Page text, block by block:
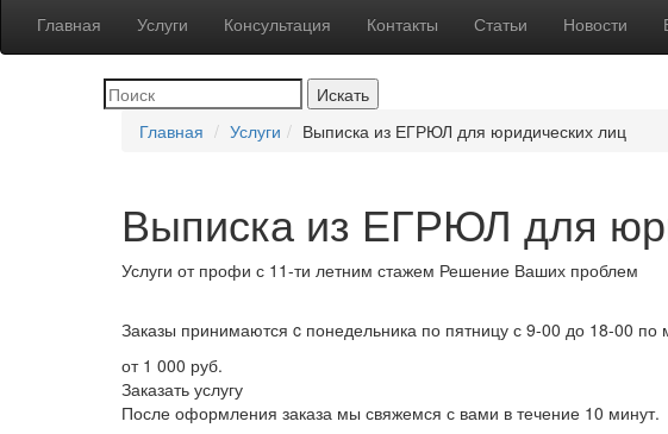
Главная Услуги Консультация Контакты Статьи Новости
Главная Услуги Выписка из ЕГРЮЛ для юридических лиц
Выписка из ЕГРЮЛ для
Услуги от профи с 11-ти летним стажем Решение Ваших проблем
Заказы принимаются c понедельника по пятницу с 9-00 до 18-00 по
от 1 000 руб.
Заказать услугу
После оформления заказа мы свяжемся с вами в течение 10 минут.